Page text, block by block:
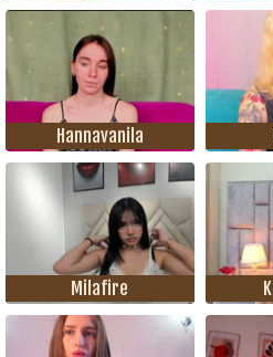
Hannavanila
Milafire